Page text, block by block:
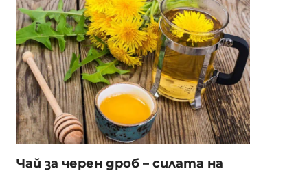
Чай за черен дроб – силата на